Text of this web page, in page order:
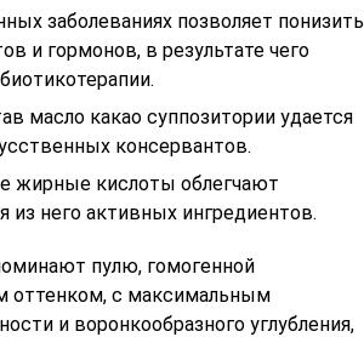
заболеваниях позволяет понизить
и гормонов, в результате чего
масло какао суппозитории удается
консервантов.
жирные кислоты облегчают
него активных ингредиентов.
пулю, гомогенной
оттенком, с максимальным
и воронкообразного углубления,